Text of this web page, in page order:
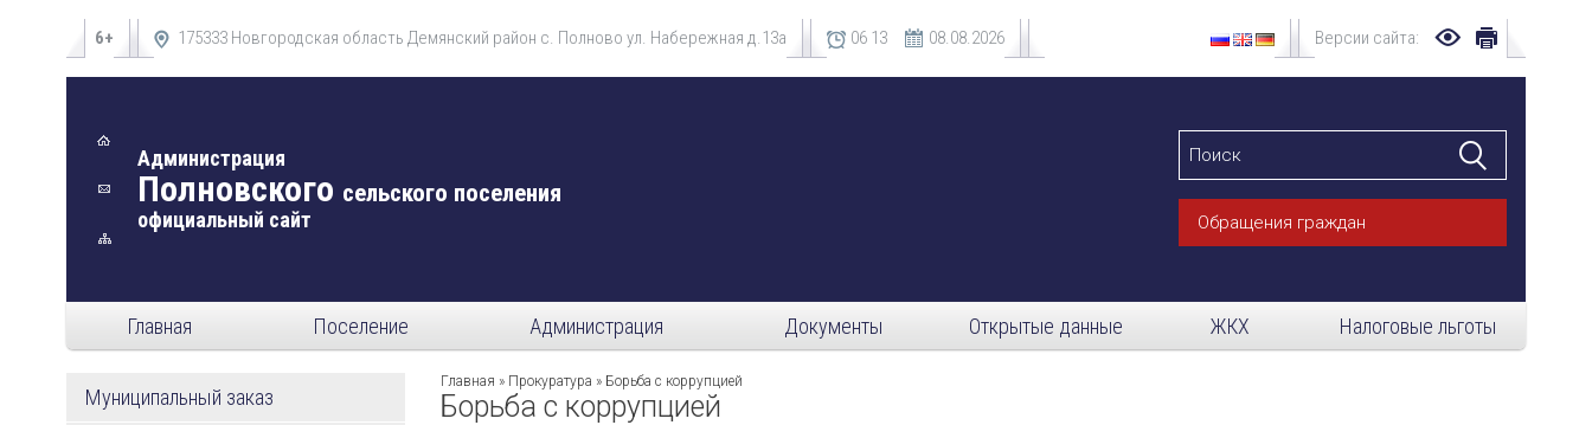
6+ 175333 Новгородская область Демянский район с. Полново ул. Набережная д.13а 06 13 08.08.2026 Версии сайта:
Администрация
Полновского сельского поселения
официальный сайт Обращения граждан
Главная Поселение Администрация Документы Открытые данные ЖКХ Налоговые льготы
Муниципальный заказ
Главная » Прокуратура » Борьба с коррупцией
Борьба с коррупцией